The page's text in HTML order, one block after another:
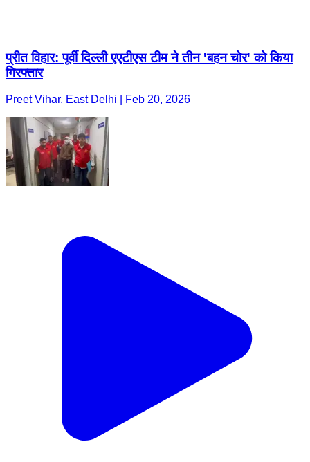
प्रीत विहार: पूर्वी दिल्ली एएटीएस टीम ने तीन 'बहन चोर' को किया
गिरफ्तार
Preet Vihar, East Delhi | Feb 20, 2026